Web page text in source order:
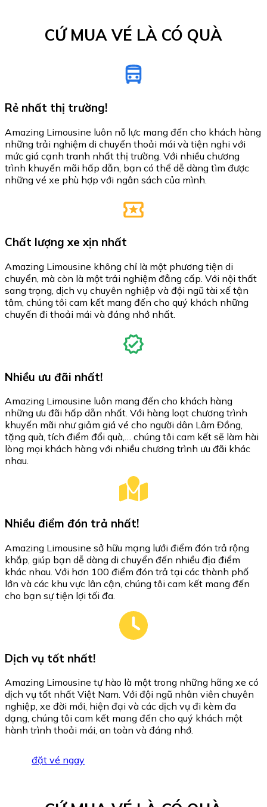
CỨ MUA VÉ LÀ CÓ QUÀ
Rẻ nhất thị trường!
Amazing Limousine luôn nỗ lực mang đến cho khách hàng
những trải nghiệm di chuyển thoải mái và tiện nghi với
mức giá cạnh tranh nhất thị trường. Với nhiều chương
trình khuyến mãi hấp dẫn, bạn có thể dễ dàng tìm được
những vé xe phù hợp với ngân sách của mình.
Chất lượng xe xịn nhất
Amazing Limousine không chỉ là một phương tiện di
chuyển, mà còn là một trải nghiệm đẳng cấp. Với nội thất
sang trọng, dịch vụ chuyên nghiệp và đội ngũ tài xế tận
tâm, chúng tôi cam kết mang đến cho quý khách những
chuyến đi thoải mái và đáng nhớ nhất.
Nhiều ưu đãi nhất!
Amazing Limousine luôn mang đến cho khách hàng
những ưu đãi hấp dẫn nhất. Với hàng loạt chương trình
khuyến mãi như giảm giá vé cho người dân Lâm Đồng,
tặng quà, tích điểm đổi quà,… chúng tôi cam kết sẽ làm hài
lòng mọi khách hàng với nhiều chương trình ưu đãi khác
nhau.
Nhiều điểm đón trả nhất!
Amazing Limousine sở hữu mạng lưới điểm đón trả rộng
khắp, giúp bạn dễ dàng di chuyển đến nhiều địa điểm
khác nhau. Với hơn 100 điểm đón trả tại các thành phố
lớn và các khu vực lân cận, chúng tôi cam kết mang đến
cho bạn sự tiện lợi tối đa.
Dịch vụ tốt nhất!
Amazing Limousine tự hào là một trong những hãng xe có
dịch vụ tốt nhất Việt Nam. Với đội ngũ nhân viên chuyên
nghiệp, xe đời mới, hiện đại và các dịch vụ đi kèm đa
dạng, chúng tôi cam kết mang đến cho quý khách một
hành trình thoải mái, an toàn và đáng nhớ.
đặt vé ngay